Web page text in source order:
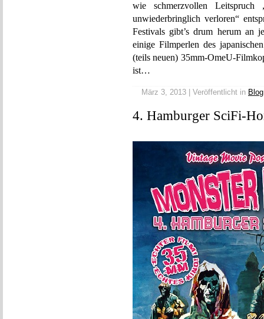
wie schmerzvollen
unwiederbringlich verloren“
Festivals gibt’s drum herum an
einige Filmperlen des
(teils neuen) 35mm-OmeU-
ist…
März 3, 2013 | Veröffentlicht in Blog
4. Hamburger SciFi-